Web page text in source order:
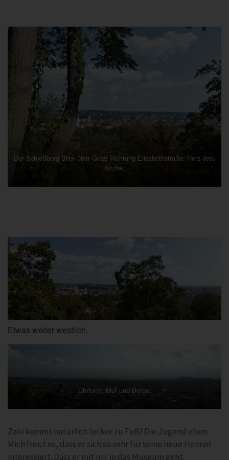
Der Schloßberg Blick über Graz! Richtung Elisabethstraße, Herz Jesu
Kirche.
Etwas weiter westlich.
Uhrturm, Mur und Berge.
Zaki kommt natürlich locker zu Fuß! Die Jugend eben.
Mich freut es, dass er sich so sehr für seine neue Heimat
interessiert. Dass er mit mir in das Museum geht.